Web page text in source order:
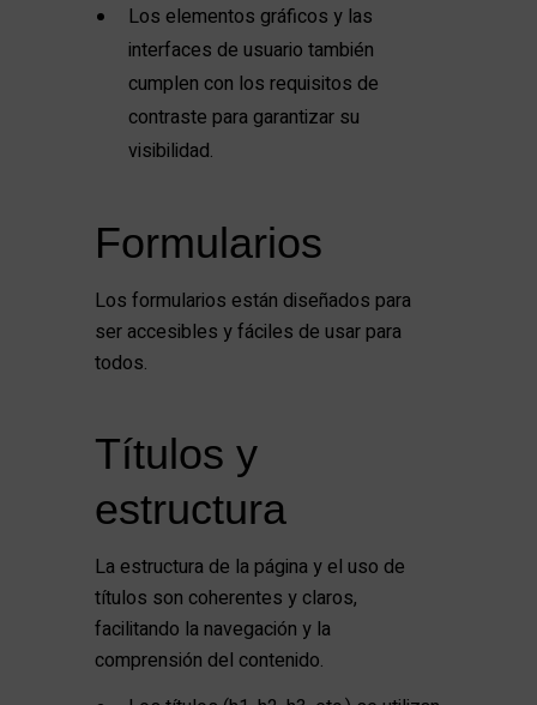
Los elementos gráficos y las
interfaces de usuario también
cumplen con los requisitos de
contraste para garantizar su
visibilidad.
Formularios
Los formularios están diseñados para
ser accesibles y fáciles de usar para
todos.
Títulos y
estructura
La estructura de la página y el uso de
títulos son coherentes y claros,
facilitando la navegación y la
comprensión del contenido.